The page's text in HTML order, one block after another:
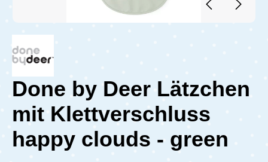
Done by Deer Lätzchen
mit Klettverschluss
happy clouds - green